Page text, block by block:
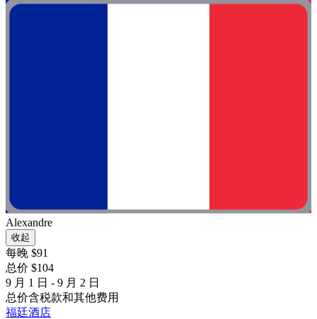
Alexandre
收起
每晚 $91
总价 $104
9 月 1 日 - 9 月 2 日
总价含税款和其他费用
福廷酒店